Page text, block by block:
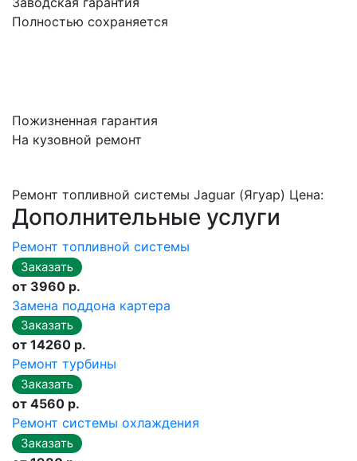
Полностью сохраняется
Пожизненная гарантия
На кузовной ремонт
Ремонт топливной системы Jaguar (Ягуар) Цена:
Дополнительные услуги
Ремонт топливной системы
от 3960 р.
Замена поддона картера
от 14260 р.
Ремонт турбины
от 4560 р.
Ремонт системы охлаждения